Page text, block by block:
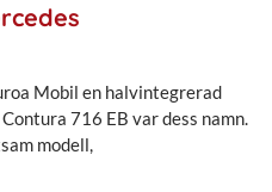
Mobil en halvintegrerad
716 EB var dess namn.
modell,